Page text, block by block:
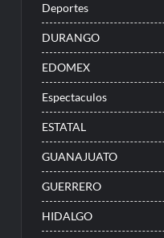
Deportes
DURANGO
EDOMEX
Espectaculos
ESTATAL
GUANAJUATO
GUERRERO
HIDALGO